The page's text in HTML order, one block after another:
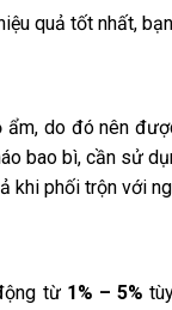
quả tốt nhất,
do đó nên
bao bì, cần sử
khi phối trộn với
từ 1% – 5%